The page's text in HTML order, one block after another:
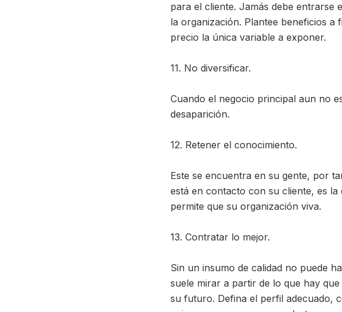
para el cliente. Jamás debe entrarse
la organización. Plantee beneficios a
precio la única variable a exponer.
11. No diversificar.
Cuando el negocio principal aun no
desaparición.
12. Retener el conocimiento.
Este se encuentra en su gente, por
está en contacto con su cliente, es
permite que su organización viva.
13. Contratar lo mejor.
Sin un insumo de calidad no puede
suele mirar a partir de lo que hay
su futuro. Defina el perfil adecuado,